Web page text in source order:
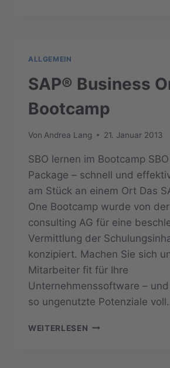
SCHRITTEN
ALLGEMEIN
SAP® Business
Bootcamp
Von Andrea Lang 21. Januar 2013
SBO lernen im Bootcamp
Package – schnell und
am Stück an einem Ort Das
One Bootcamp wurde von
consulting AG für eine
Vermittlung der
konzipiert. Machen Sie sich
Mitarbeiter fit für Ihre
Unternehmenssoftware –
so ungenutzte Potenziale
WEITERLESEN SAP®